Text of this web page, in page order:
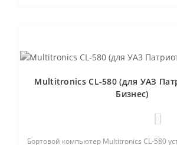
Multitronics CL-580 (для УАЗ
Бизнес)
Бортовой компьютер Multitronics CL-580